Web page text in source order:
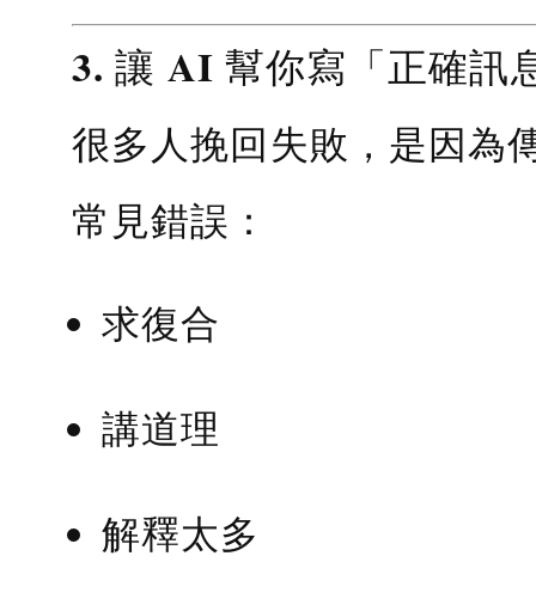
3. 讓 AI 幫你寫「正確訊
很多人挽回失敗，是因為
常見錯誤：
求復合
講道理
解釋太多